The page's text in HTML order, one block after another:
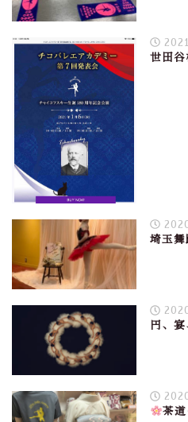
2021
世田
2020
埼玉舞
円、
茶